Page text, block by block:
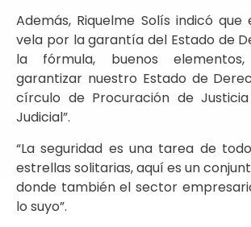
Además, Riquelme Solís indicó que
vela por la garantía del Estado de
la fórmula, buenos elementos,
garantizar nuestro Estado de
círculo de Procuración de
Judicial”.
“La seguridad es una tarea de
estrellas solitarias, aquí es un
donde también el sector
lo suyo”.